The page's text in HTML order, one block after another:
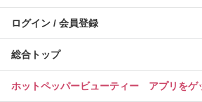
ログイン / 会員登録
総合トップ
ホットペッパービューティー アプリをゲ